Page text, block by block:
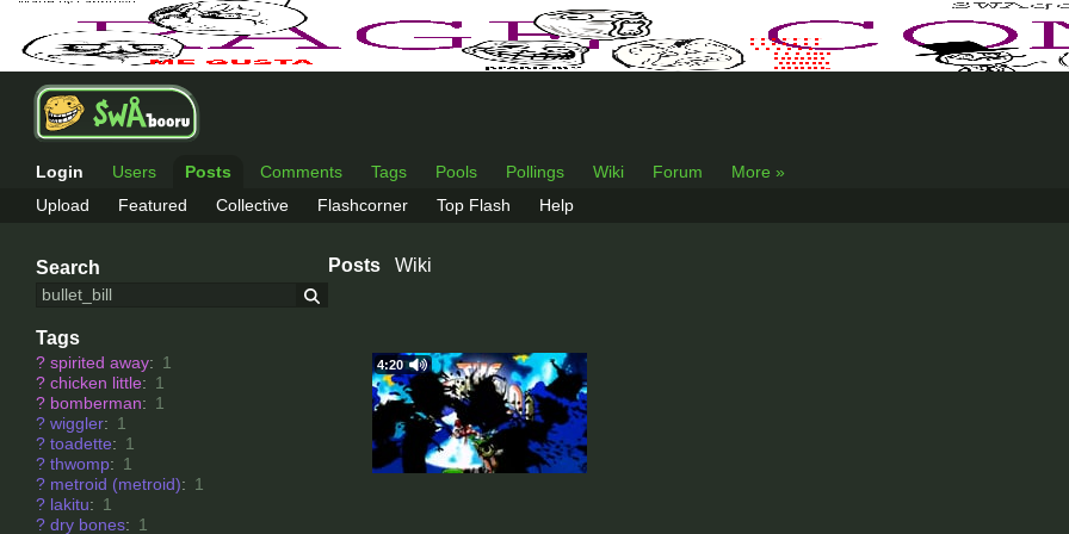
Login Users Posts Comments Tags Pools Pollings Wiki Forum
More »
Upload
Featured Collective Flashcorner Top Flash Help
Search
Tags
? spirited away: 1
? chicken little: 1
? bomberman: 1
? wiggler: 1
? toadette: 1
? thwomp: 1
? metroid (metroid): 1
? lakitu: 1
? dry bones: 1
Posts Wiki
4:20